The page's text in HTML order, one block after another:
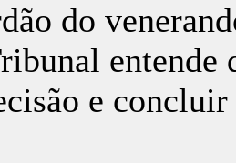
do
entende
e